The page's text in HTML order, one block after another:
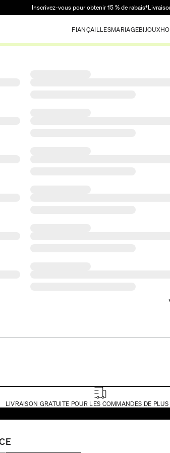
Inscrivez-vous pour obtenir 15 % de rabais†
FIANÇAILLESMARIAGEBIJOUX
LIVRAISON GRATUITE POUR LES COMMANDES DE